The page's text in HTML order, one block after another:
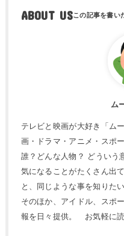
ABOUT US
ム
テレビと映画が大好き「ム
画・ドラマ・アニメ・スポ
誰？どんな人物？ どういう
気になることがたくさん出
と、同じような事を知り
そのほか、アイドル、スポ
報を日々提供。 お気軽に読